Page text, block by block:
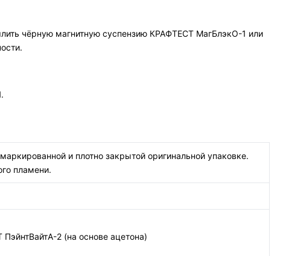
чёрную магнитную суспензию КРАФТЕСТ МагБлэкО-1 или
и плотно закрытой оригинальной упаковке.
пламени.
2 (на основе ацетона)